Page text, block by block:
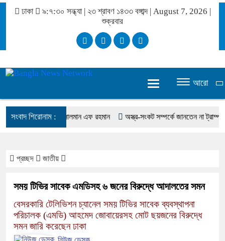
ঢাকা ৯:৭:৩০ সন্ধ্যা| ২৩ শ্রাবণ ১৪৩৩ বঙ্গাব্দ | August 7, 2026 |
শুক্রবার
আরো
সংবাদ শিরোনাম :
মিস করেছিলেন সালমান এফ রহমান অস্ত্র-সংকট সম্পর্কে জানতেন না ট্রাম্প,
প্রচ্ছদ জাতীয়
সময় টিভির সাবেক এমডিসহ ৬ জনের বিরুদ্ধে আদালতের সমন
বেসরকারি টেলিভিশন চ্যানেল সময় টিভির সাবেক ব্যবস্থাপনা
পরিচালক (এমডি) আহমেদ জোবায়েরসহ মোট ছয়জনের বিরুদ্ধে
সমন জারি করেছেন ঢাকা